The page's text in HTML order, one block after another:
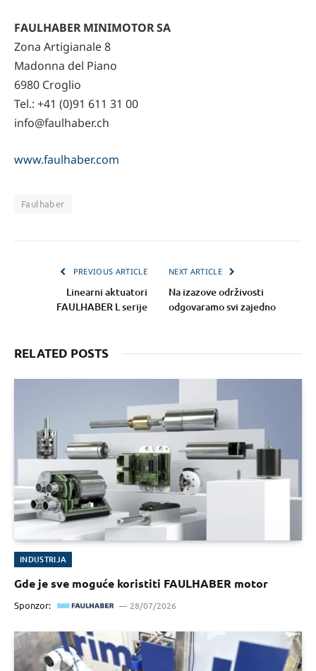
FAULHABER MINIMOTOR SA
Zona Artigianale 8
Madonna del Piano
6980 Croglio
Tel.: +41 (0)91 611 31 00
info@faulhaber.ch
www.faulhaber.com
Faulhaber
PREVIOUS ARTICLE
Linearni aktuatori
FAULHABER L serije
NEXT ARTICLE
Na izazove održivosti
odgovaramo svi zajedno
RELATED POSTS
INDUSTRIJA
Gde je sve moguće koristiti FAULHABER motor
Sponzor: 28/07/2026